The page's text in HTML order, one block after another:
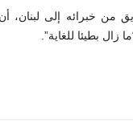
خبرائه إلى لبنان، أن
بطيئا للغاية”.